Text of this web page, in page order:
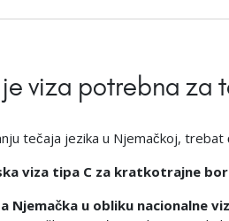
viza potrebna za
tečaja jezika u Njemačkoj, trebat
viza tipa C za kratkotrajne
Njemačka u obliku nacionalne